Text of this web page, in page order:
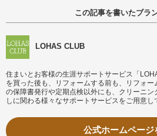
この記事を書いたブラ
LOHAS CLUB
住まいとお客様の生涯サポートサービス「
を買った後も、リフォームする前も、リフォ
の保障書発行や定期点検以外にも、クリーニン
しに関わる様々なサポートサービスをご用意し
公式ホームページ